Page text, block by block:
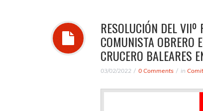
RESOLUCIÓN DEL VIIº
COMUNISTA OBRERO
CRUCERO BALEARES
03/02/2022 0 Comments in